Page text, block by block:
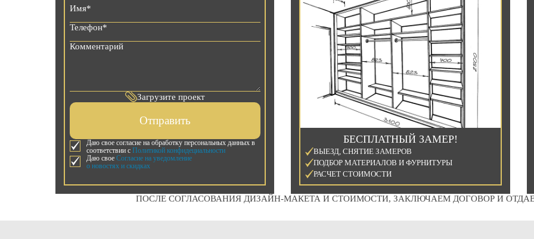
Загрузите проект
Отправить
Даю свое согласие на обработку персональных данных в
соответствии с Политикой конфидециальности
Даю свое Согласие на уведомление
о новостях и скидках
БЕСПЛАТНЫЙ ЗАМЕР!
ВЫЕЗД, СНЯТИЕ ЗАМЕРОВ
ПОДБОР МАТЕРИАЛОВ И ФУРНИТУРЫ
РАСЧЕТ СТОИМОСТИ
ПОСЛЕ СОГЛАСОВАНИЯ ДИЗАЙН-МАКЕТА И СТОИМОСТИ, ЗАКЛЮЧАЕМ ДОГОВОР И